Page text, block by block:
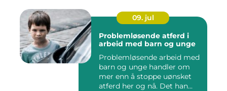
09. jul
Problemløsende atferd i
arbeid med barn og unge
Problemløsende arbeid med
barn og unge handler om
mer enn å stoppe uønsket
atferd her og nå. Det han...